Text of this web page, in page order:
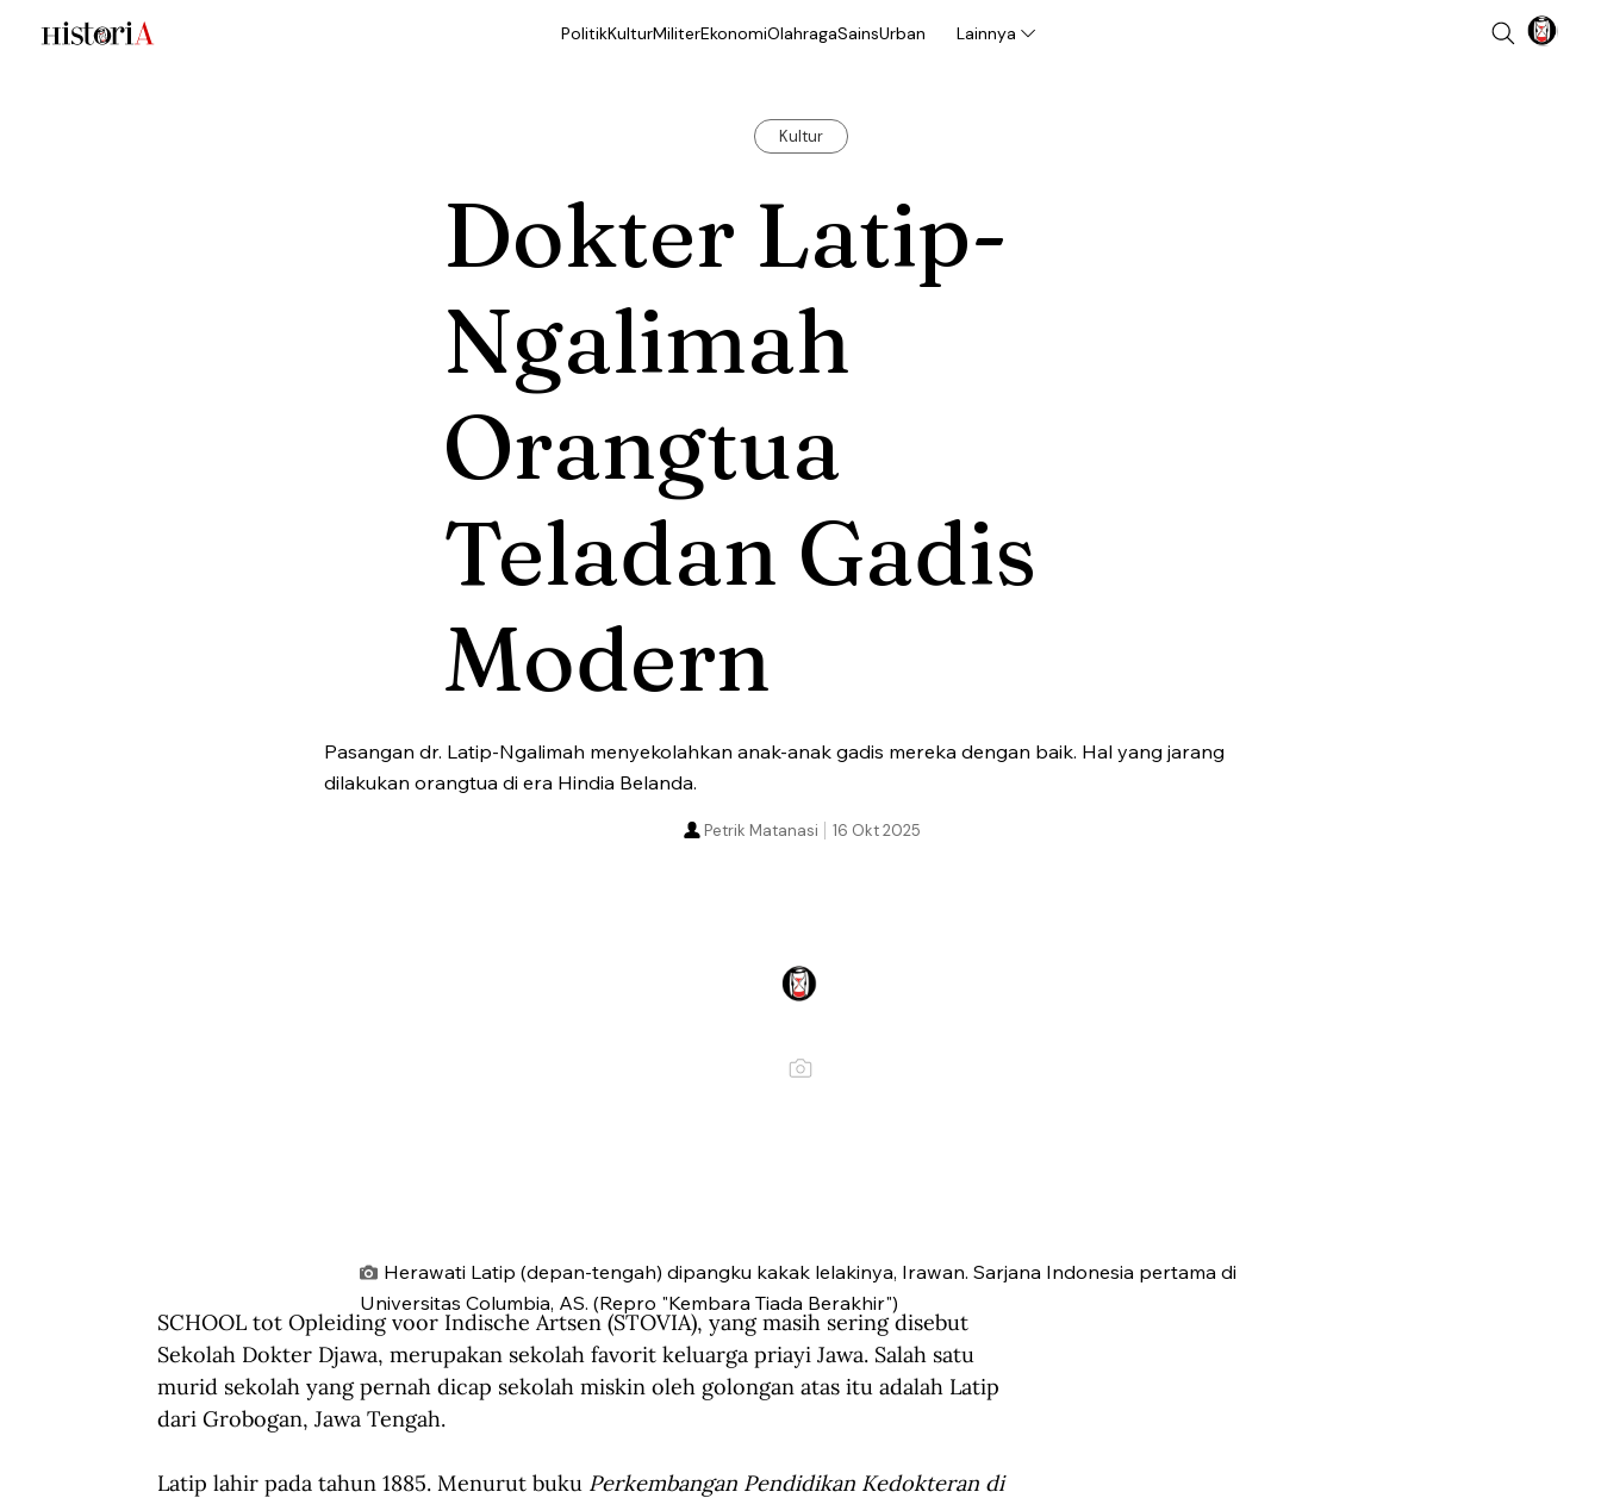
PolitikKulturMiliterEkonomiOlahragaSainsUrban Lainnya
Kultur
Dokter Latip-
Ngalimah
Orangtua
Teladan Gadis
Modern
Pasangan dr. Latip-Ngalimah menyekolahkan anak-anak gadis mereka dengan baik. Hal yang jarang
dilakukan orangtua di era Hindia Belanda.
16 Okt 2025
Petrik Matanasi
Herawati Latip (depan-tengah) dipangku kakak lelakinya, Irawan. Sarjana Indonesia pertama di
Universitas Columbia, AS. (Repro "Kembara Tiada Berakhir")
SCHOOL tot Opleiding voor Indische Artsen (STOVIA), yang masih sering disebut
Sekolah Dokter Djawa, merupakan sekolah favorit keluarga priayi Jawa. Salah satu
murid sekolah yang pernah dicap sekolah miskin oleh golongan atas itu adalah Latip
dari Grobogan, Jawa Tengah.
Latip lahir pada tahun 1885. Menurut buku Perkembangan Pendidikan Kedokteran di